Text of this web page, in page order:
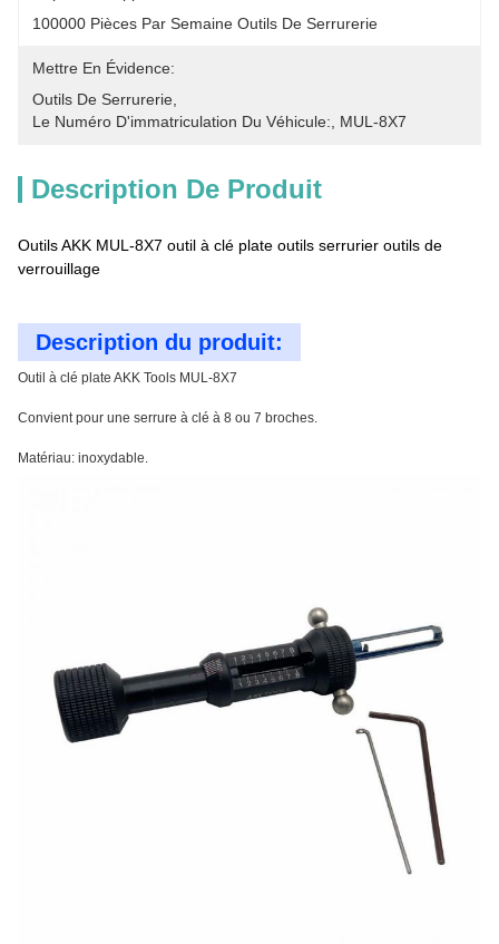
100000 Pièces Par Semaine Outils De Serrurerie
Mettre En Évidence:
Outils De Serrurerie
Le Numéro D'immatriculation Du Véhicule:
MUL-8X7
Description De Produit
Outils AKK MUL-8X7 outil à clé plate outils serrurier outils de
verrouillage
Description du produit:
Outil à clé plate AKK Tools MUL-8X7
Convient pour une serrure à clé à 8 ou 7 broches.
Matériau: inoxydable.